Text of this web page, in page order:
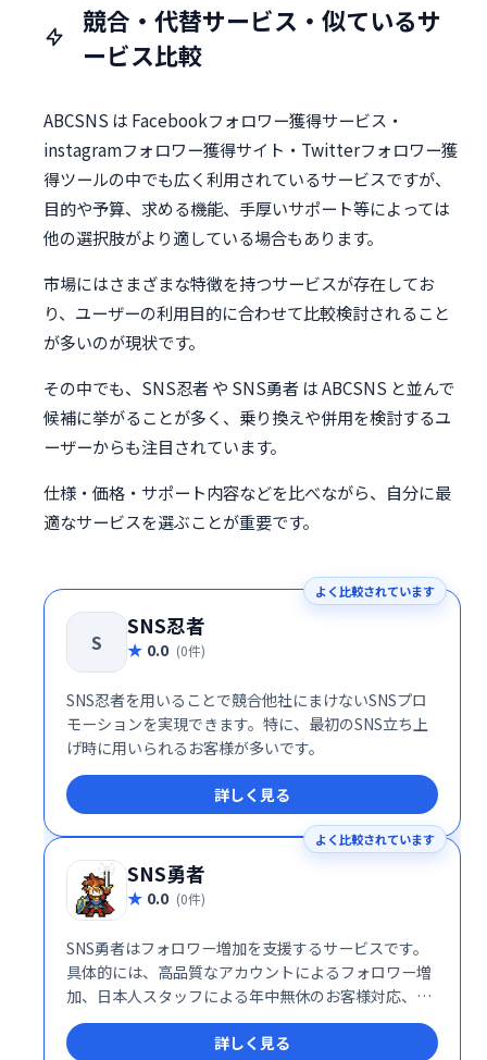
競合・代替サービス・似ているサ
ービス比較
ABCSNS は Facebookフォロワー獲得サービス・
instagramフォロワー獲得サイト・Twitterフォロワー獲
得ツールの中でも広く利用されているサービスですが、
目的や予算、求める機能、手厚いサポート等によっては
他の選択肢がより適している場合もあります。
市場にはさまざまな特徴を持つサービスが存在してお
り、ユーザーの利用目的に合わせて比較検討されること
が多いのが現状です。
その中でも、SNS忍者 や SNS勇者 は ABCSNS と並んで
候補に挙がることが多く、乗り換えや併用を検討するユ
ーザーからも注目されています。
仕様・価格・サポート内容などを比べながら、自分に最
適なサービスを選ぶことが重要です。
よく比較されています
S
SNS忍者
0.0 (0件)
SNS忍者を用いることで競合他社にまけないSNSプロ
モーションを実現できます。特に、最初のSNS立ち上
げ時に用いられるお客様が多いです。
詳しく見る
よく比較されています
SNS勇者
0.0 (0件)
SNS勇者はフォロワー増加を支援するサービスです。
具体的には、高品質なアカウントによるフォロワー増
加、日本人スタッフによる年中無休のお客様対応、減
少補填、返金保証を揃えた安心できる環境の整備を強
みとしており、お客様のSNSプロモーションを支援し
詳しく見る